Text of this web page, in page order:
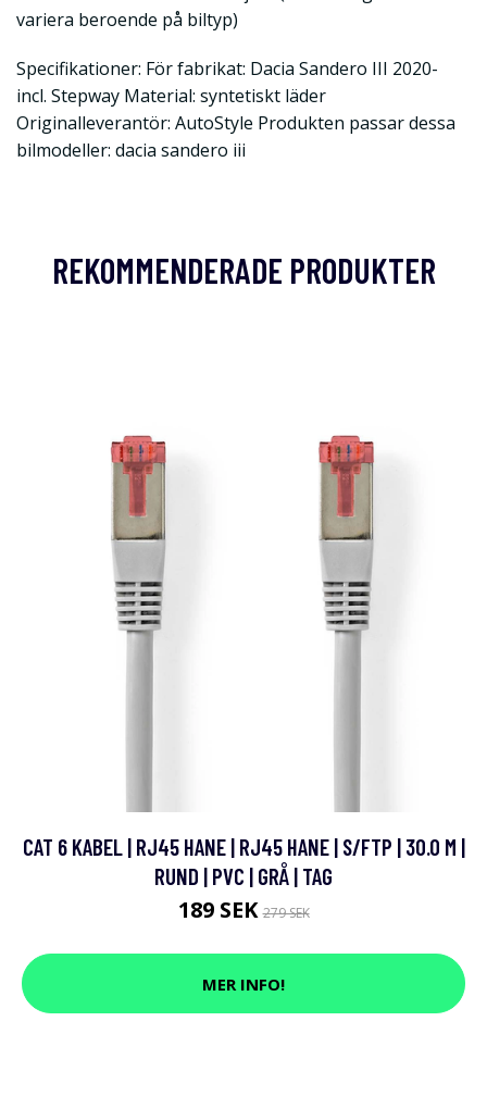
variera beroende på biltyp)
Specifikationer: För fabrikat: Dacia Sandero III 2020-
incl. Stepway Material: syntetiskt läder
Originalleverantör: AutoStyle Produkten passar dessa
bilmodeller: dacia sandero iii
REKOMMENDERADE PRODUKTER
CAT 6 KABEL | RJ45 HANE | RJ45 HANE | S/FTP | 30.0 M |
RUND | PVC | GRÅ | TAG
189 SEK279 SEK
MER INFO!